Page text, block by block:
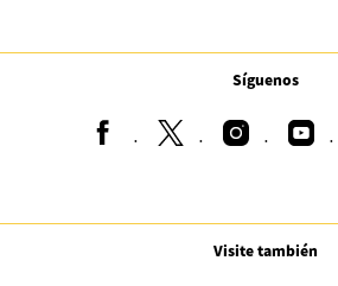
Síguenos
Visite también